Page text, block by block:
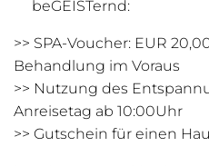
beGEISTernd:
>> SPA-Voucher: EUR
Behandlung im Voraus
>> Nutzung des
Anreisetag ab 10:00Uhr
>> Gutschein für einen